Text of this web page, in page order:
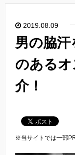
2019.08.09
男の脇
のある
介！
※当サイトでは一部